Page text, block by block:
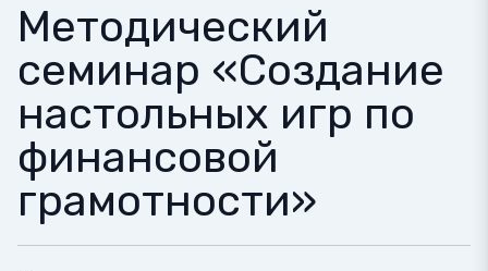
Методический
семинар «Создание
настольных игр по
финансовой
грамотности»